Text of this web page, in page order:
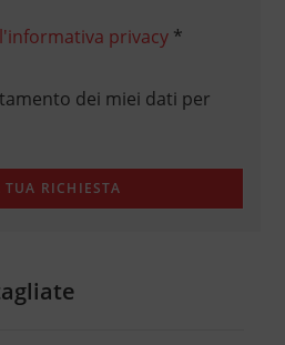
l'informativa privacy*
dei miei dati per